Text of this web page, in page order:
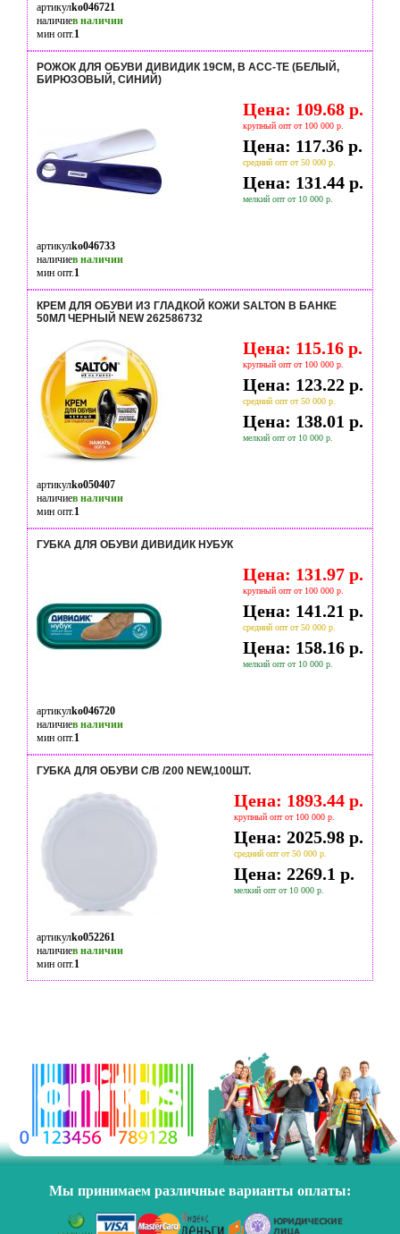
артикулko046721
наличиев наличии
мин опт.1
РОЖОК ДЛЯ ОБУВИ ДИВИДИК 19СМ, В АСС-ТЕ (БЕЛЫЙ,
БИРЮЗОВЫЙ, СИНИЙ)
Цена: 109.68 р.
крупный опт от 100 000 р.
Цена: 117.36 р.
средний опт от 50 000 р.
Цена: 131.44 р.
мелкий опт от 10 000 р.
артикулko046733
наличиев наличии
мин опт.1
КРЕМ ДЛЯ ОБУВИ ИЗ ГЛАДКОЙ КОЖИ SALTON В БАНКЕ
50МЛ ЧЕРНЫЙ NEW 262586732
Цена: 115.16 р.
крупный опт от 100 000 р.
Цена: 123.22 р.
средний опт от 50 000 р.
Цена: 138.01 р.
мелкий опт от 10 000 р.
артикулko050407
наличиев наличии
мин опт.1
ГУБКА ДЛЯ ОБУВИ ДИВИДИК НУБУК
Цена: 131.97 р.
крупный опт от 100 000 р.
Цена: 141.21 р.
средний опт от 50 000 р.
Цена: 158.16 р.
мелкий опт от 10 000 р.
артикулko046720
наличиев наличии
мин опт.1
ГУБКА ДЛЯ ОБУВИ С/В /200 NEW,100ШТ.
Цена: 1893.44 р.
крупный опт от 100 000 р.
Цена: 2025.98 р.
средний опт от 50 000 р.
Цена: 2269.1 р.
мелкий опт от 10 000 р.
артикулko052261
наличиев наличии
мин опт.1
Мы принимаем различные варианты оплаты: